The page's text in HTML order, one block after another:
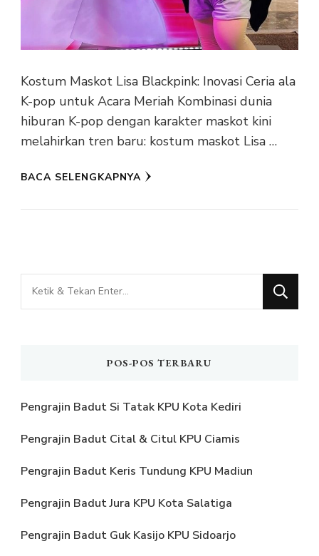
Kostum Maskot Lisa Blackpink: Inovasi Ceria ala
K-pop untuk Acara Meriah Kombinasi dunia
hiburan K-pop dengan karakter maskot kini
melahirkan tren baru: kostum maskot Lisa …
BACA SELENGKAPNYA
Mencari
Sesuatu?
POS-POS TERBARU
Pengrajin Badut Si Tatak KPU Kota Kediri
Pengrajin Badut Cital & Citul KPU Ciamis
Pengrajin Badut Keris Tundung KPU Madiun
Pengrajin Badut Jura KPU Kota Salatiga
Pengrajin Badut Guk Kasijo KPU Sidoarjo